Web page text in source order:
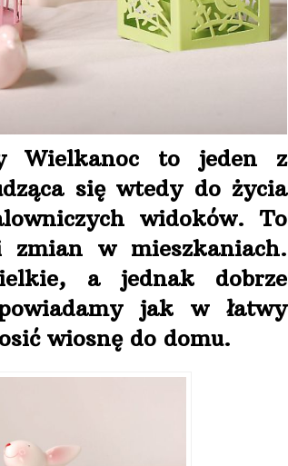
Wielkanoc to jeden z
się wtedy do życia
widoków. To
zmian w mieszkaniach.
a jednak dobrze
jak w łatwy
wiosnę do domu.